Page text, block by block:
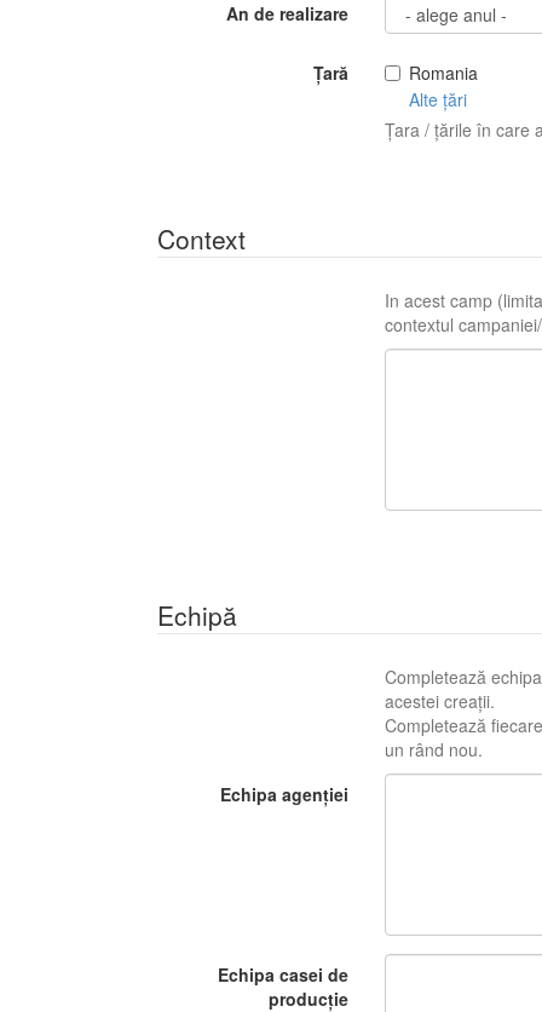
An de realizare
Țară
Romania
Alte țări
Țara / țările în care
Context
In acest camp
contextul
Echipă
Completează
acestei creații.
Completează
un rând nou.
Echipa agenției
Echipa casei de
producție